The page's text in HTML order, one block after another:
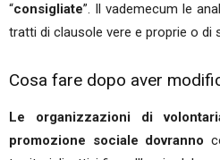
“consigliate”. Il vademecum le
tratti di clausole vere e proprie o di
Cosa fare dopo aver
Le organizzazioni di
promozione sociale dovranno